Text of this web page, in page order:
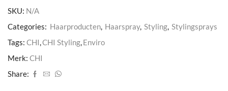
SKU: N/A
Categories: Haarproducten, Haarspray, Styling, Stylingsprays
Tags: CHI,CHI Styling,Enviro
Merk: CHI
Share: